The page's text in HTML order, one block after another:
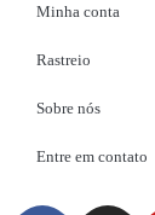
Minha conta
Rastreio
Sobre nós
Entre em contato